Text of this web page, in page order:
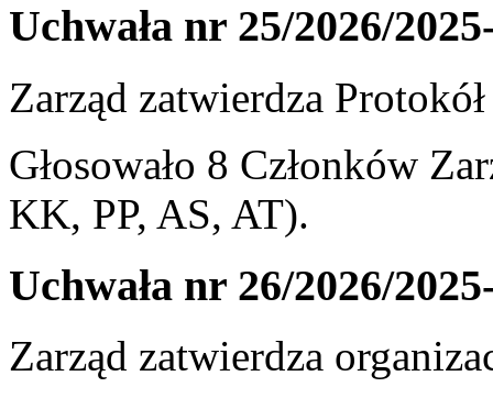
Uchwała nr 25/2026/
Zarząd zatwierdza
Głosowało 8 Członków
KK, PP, AS, AT).
Uchwała nr 26/2026/
Zarząd zatwierdza